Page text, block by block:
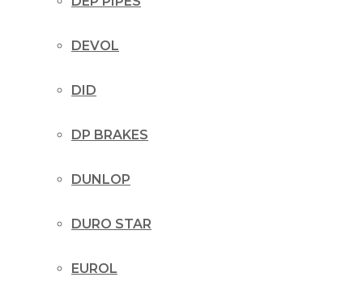
DEVOL
DID
DP BRAKES
DUNLOP
DURO STAR
EUROL